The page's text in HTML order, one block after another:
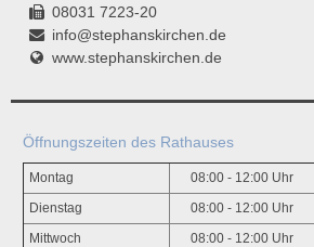
08031 7223-20
info@stephanskirchen.de
www.stephanskirchen.de
Öffnungszeiten des Rathauses
Montag 08:00 - 12:00 Uhr
Dienstag 08:00 - 12:00 Uhr
Mittwoch 08:00 - 12:00 Uhr